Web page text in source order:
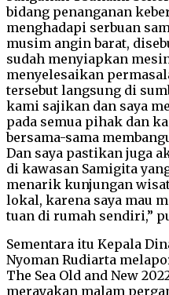
bidang penanganan
menghadapi serbuan
musim angin barat,
sudah menyiapkan
menyelesaikan
tersebut langsung di
kami sajikan dan saya
pada semua pihak dan
bersama-sama
Dan saya pastikan juga
di kawasan Samigita
menarik kunjungan
lokal, karena saya mau
tuan di rumah sendiri,”
Sementara itu Kepala
Nyoman Rudiarta
The Sea Old and New
merayakan malam